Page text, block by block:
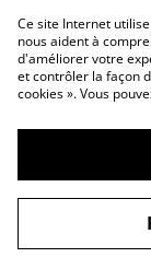
©2026AB38
Ce site Internet
nous aident à
d'améliorer votre
et contrôler la façon
cookies ». Vous